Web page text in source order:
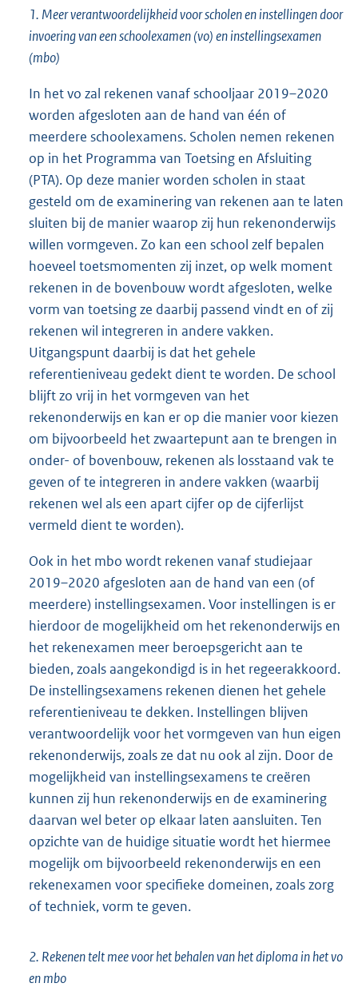
1. Meer verantwoordelijkheid voor scholen en instellingen door
invoering van een schoolexamen (vo) en instellingsexamen
(mbo)
In het vo zal rekenen vanaf schooljaar 2019–2020
worden afgesloten aan de hand van één of
meerdere schoolexamens. Scholen nemen rekenen
op in het Programma van Toetsing en Afsluiting
(PTA). Op deze manier worden scholen in staat
gesteld om de examinering van rekenen aan te laten
sluiten bij de manier waarop zij hun rekenonderwijs
willen vormgeven. Zo kan een school zelf bepalen
hoeveel toetsmomenten zij inzet, op welk moment
rekenen in de bovenbouw wordt afgesloten, welke
vorm van toetsing ze daarbij passend vindt en of zij
rekenen wil integreren in andere vakken.
Uitgangspunt daarbij is dat het gehele
referentieniveau gedekt dient te worden. De school
blijft zo vrij in het vormgeven van het
rekenonderwijs en kan er op die manier voor kiezen
om bijvoorbeeld het zwaartepunt aan te brengen in
onder- of bovenbouw, rekenen als losstaand vak te
geven of te integreren in andere vakken (waarbij
rekenen wel als een apart cijfer op de cijferlijst
vermeld dient te worden).
Ook in het mbo wordt rekenen vanaf studiejaar
2019–2020 afgesloten aan de hand van een (of
meerdere) instellingsexamen. Voor instellingen is er
hierdoor de mogelijkheid om het rekenonderwijs en
het rekenexamen meer beroepsgericht aan te
bieden, zoals aangekondigd is in het regeerakkoord.
De instellingsexamens rekenen dienen het gehele
referentieniveau te dekken. Instellingen blijven
verantwoordelijk voor het vormgeven van hun eigen
rekenonderwijs, zoals ze dat nu ook al zijn. Door de
mogelijkheid van instellingsexamens te creëren
kunnen zij hun rekenonderwijs en de examinering
daarvan wel beter op elkaar laten aansluiten. Ten
opzichte van de huidige situatie wordt het hiermee
mogelijk om bijvoorbeeld rekenonderwijs en een
rekenexamen voor specifieke domeinen, zoals zorg
of techniek, vorm te geven.
2. Rekenen telt mee voor het behalen van het diploma in het vo
en mbo